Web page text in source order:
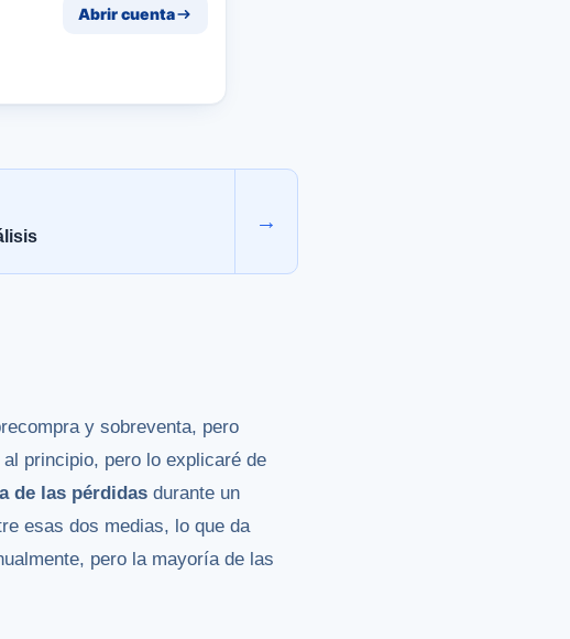
Abrir cuenta
→
y sobreventa, pero
principio, pero lo explicaré de
de las pérdidas durante un
esas dos medias, lo que da
pero la mayoría de las